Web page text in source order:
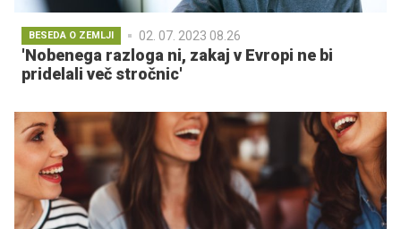
BESEDA O ZEMLJI 02. 07. 2023 08.26
'Nobenega razloga ni, zakaj v Evropi ne bi
pridelali več stročnic'